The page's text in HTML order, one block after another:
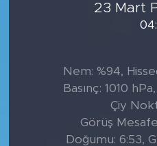
23 Mart
Nem: %94,
Basınç: 1010
Çiy
Görüş
Doğumu: 6:53,